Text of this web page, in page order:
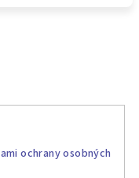
ochrany osobných